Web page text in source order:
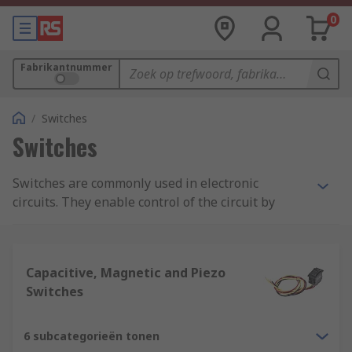
0
Fabrikantnummer
/ Switches
Switches
Switches are commonly used in electronic
circuits. They enable control of the circuit by
How do they work?
within a circuit to control the flow of electricity.
Capacitive, Magnetic and Piezo
Switches
6 subcategorieën tonen